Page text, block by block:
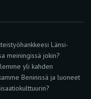
Länsi-
meiningissä jokin?
yli kahden
Beninissä ja luoneet